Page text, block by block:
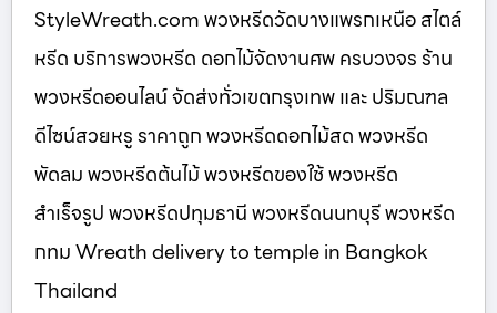
StyleWreath.com พวงหรีดวัดบางแพรกเหนือ สไตล์
หรีด บริการพวงหรีด ดอกไม้จัดงานศพ ครบวงจร ร้าน
พวงหรีดออนไลน์ จัดส่งทั่วเขตกรุงเทพ และ ปริมณฑล
ดีไซน์สวยหรู ราคาถูก พวงหรีดดอกไม้สด พวงหรีด
พัดลม พวงหรีดต้นไม้ พวงหรีดของใช้ พวงหรีด
สำเร็จรูป พวงหรีดปทุมธานี พวงหรีดนนทบุรี พวงหรีด
กทม Wreath delivery to temple in Bangkok
Thailand